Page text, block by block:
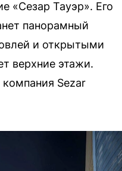
«Сезар Тауэр». Его
панорамный
и открытыми
верхние этажи.
Sezar